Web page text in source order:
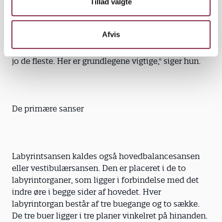
Afvis
"Øver man sig for eksempel udelukkende på at
balance og øver den, bliver man bedre til alle de
funktioner, der har balance indbygget i sig, og det er
jo de fleste. Her er grundlegene vigtige," siger hun.
De primære sanser
Labyrintsansen kaldes også hovedbalancesansen
eller vestibulærsansen. Den er placeret i de to
labyrintorganer, som ligger i forbindelse med det
indre øre i begge sider af hovedet. Hver
labyrintorgan består af tre buegange og to sække.
De tre buer ligger i tre planer vinkelret på hinanden.